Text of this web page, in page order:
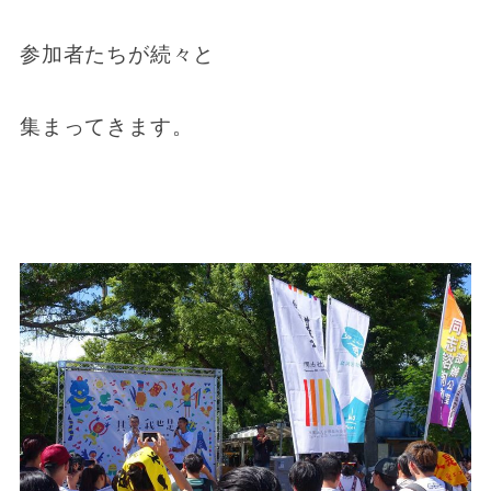
参加者たちが続々と
集まってきます。